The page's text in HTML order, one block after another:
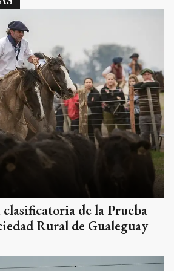
clasificatoria de la Prueba
Rural de Gualeguay